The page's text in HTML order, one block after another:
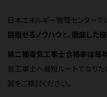
日本エネルギー管理センターで
目指せるノウハウと、 徹底した
第二種電気工事士合格率は毎
気工事士へ最短ルートでなり
習をご検討ください。